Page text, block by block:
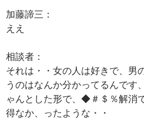
加藤諦三：
ええ
相談者：
それは・・女の人は好きで、男
うのはなんか分かってるんです
ゃんとした形で、◆＃＄％解消
得なか、ったような・・